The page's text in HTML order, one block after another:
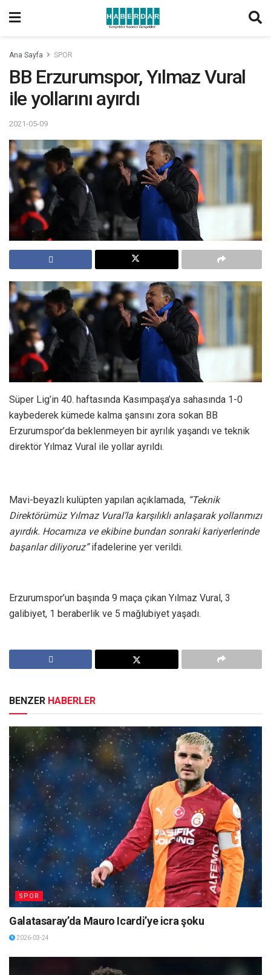
Ana Sayfa SPOR
BB Erzurumspor, Yılmaz Vural
ile yollarını ayırdı
2021-05-09
Süper Lig’in 40. haftasında Kasımpaşa’ya sahasında 1-0
kaybederek kümede kalma şansını zora sokan BB
Erzurumspor’da beklenmeyen bir ayrılık yaşandı ve teknik
direktör Yılmaz Vural ile yollar ayrıldı.
Mavi-beyazlı kulüpten yapılan açıklamada, “Teknik
Direktörümüz Yılmaz Vural’la karşılıklı anlaşarak yollarımızı
ayırdık. Hocamıza ve ekibine bundan sonraki kariyerlerinde
başarılar diliyoruz”ifadelerine yer verildi.
Erzurumspor’un başında 9 maça çıkan Yılmaz Vural, 3
galibiyet, 1 beraberlik ve 5 mağlubiyet yaşadı.
BENZER HABERLER
SPOR
Galatasaray’da Mauro Icardi’ye icra şoku
2026-03-24